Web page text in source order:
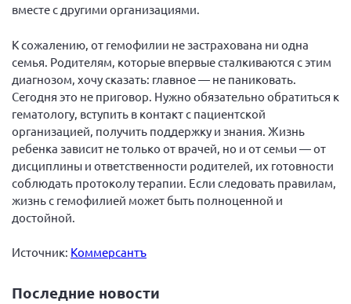
Свердловская область
Смоленская область
Ставропольский край
Сахалинская область
Томская область
Тульская область
Ульяновская область
Челябинская область
Ярославская область
вместе с другими организациями.
К сожалению, от гемофилии не застрахована ни одна
семья. Родителям, которые впервые сталкиваются с этим
диагнозом, хочу сказать: главное — не паниковать.
Сегодня это не приговор. Нужно обязательно обратиться к
гематологу, вступить в контакт с пациентской
организацией, получить поддержку и знания. Жизнь
ребенка зависит не только от врачей, но и от семьи — от
дисциплины и ответственности родителей, их готовности
соблюдать протоколу терапии. Если следовать правилам,
жизнь с гемофилией может быть полноценной и
достойной.
Источник: Коммерсантъ
Последние новости